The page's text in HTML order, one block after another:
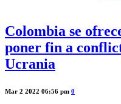
Colombia se
poner fin a
Ucrania
Mar 2 2022 06:56 pm 0